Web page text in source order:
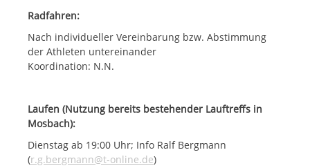
Radfahren:
Nach individueller Vereinbarung bzw. Abstimmung
der Athleten untereinander
Koordination: N.N.
Laufen (Nutzung bereits bestehender Lauftreffs in
Mosbach):
Dienstag ab 19:00 Uhr; Info Ralf Bergmann
(r.g.bergmann@t-online.de)